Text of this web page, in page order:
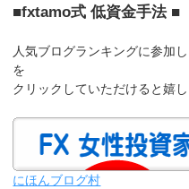
■fxtamo式 低資金手法 ■
人気ブログランキングに参加
を
クリックしていただけると嬉し
にほんブログ村